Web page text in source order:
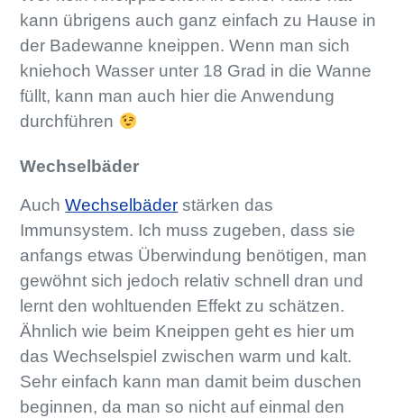
kann übrigens auch ganz einfach zu Hause in
der Badewanne kneippen. Wenn man sich
kniehoch Wasser unter 18 Grad in die Wanne
füllt, kann man auch hier die Anwendung
durchführen
Wechselbäder
AuchWechselbäder stärken das
Immunsystem. Ich muss zugeben, dass sie
anfangs etwas Überwindung benötigen, man
gewöhnt sich jedoch relativ schnell dran und
lernt den wohltuenden Effekt zu schätzen.
Ähnlich wie beim Kneippen geht es hier um
das Wechselspiel zwischen warm und kalt.
Sehr einfach kann man damit beim duschen
beginnen, da man so nicht auf einmal den